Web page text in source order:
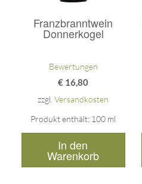
Franzbranntwein
Donnerkogel
Bewertungen
€ 16,80
zzgl.Versandkosten
Produkt enthält: 100 ml
In den
Warenkorb